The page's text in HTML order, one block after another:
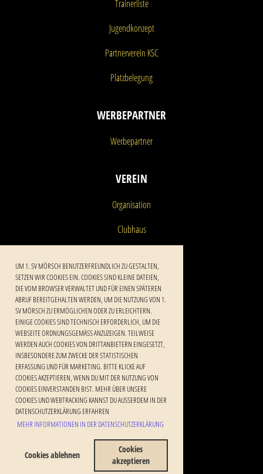
UM 1. SV MÖRSCH BENUTZERFREUNDLICH ZU GESTALTEN,
SETZEN WIR COOKIES EIN. COOKIES SIND KLEINE DATEIEN,
DIE VOM BROWSER VERWALTET UND FÜR EINEN SPÄTEREN
ABRUF BEREITGEHALTEN WERDEN, UM DIE NUTZUNG VON 1.
SV MÖRSCH ZU ERMÖGLICHEN ODER ZU ERLEICHTERN.
EINIGE COOKIES SIND TECHNISCH ERFORDERLICH, UM DIE
WEBSEITE ORDNUNGSGEMÄSS ANZUZEIGEN. TEILWEISE W
ERDEN AUCH COOKIES VON DRITTANBIETERN EINGESETZT, I
NSBESONDERE ZUM ZWECKE DER STATISTISCHEN E
RFASSUNG UND FÜR MARKETING. BITTE KLICKE AUF C
OOKIES AKZEPTIEREN, WENN DU MIT DER NUTZUNG VON C
OOKIES EINVERSTANDEN BIST. MEHR ÜBER UNSERE C
OOKIES UND WEBTRACKING KANNST DU AUSSERDEM IN DER DA
TENSCHUTZERKLÄRUNG ERFAHREN
MEHR INFORMATIONEN IN DER DATENSCHUTZERKLÄRUNG
Cookies ablehnen
Cookies
akzeptieren
Trainerliste
Jugendkonzept
Partnerverein KSC
Platzbelegung
WERBEPARTNER
Werbepartner
VEREIN
Organisation
Clubhaus
Newsletter
Kontakt
Impressum Newsletter
Impressum
Datenschutzerklärung
Copyright 1. SV Mörsch
Erstellt mit ClubDesk Vereinssoftware